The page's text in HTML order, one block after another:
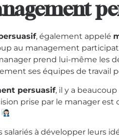
, également appelé
au management
prend lui-même les
ses équipes de travail
persuasif, il y a
prise par le manager
salariés à développer leurs